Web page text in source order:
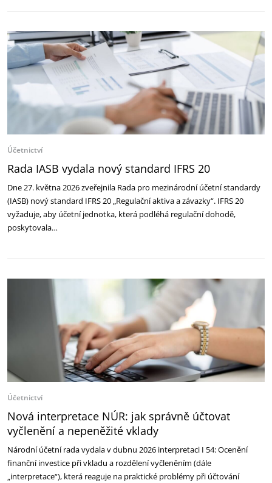
Účetnictví
Rada IASB vydala nový standard IFRS 20
Dne 27. května 2026 zveřejnila Rada pro mezinárodní účetní standardy
(IASB) nový standard IFRS 20 „Regulační aktiva a závazky“. IFRS 20
vyžaduje, aby účetní jednotka, která podléhá regulační dohodě,
poskytovala…
Účetnictví
Nová interpretace NÚR: jak správně účtovat
vyčlenění a nepeněžité vklady
Národní účetní rada vydala v dubnu 2026 interpretaci I 54: Ocenění
finanční investice při vkladu a rozdělení vyčleněním (dále
„interpretace“), která reaguje na praktické problémy při účtování